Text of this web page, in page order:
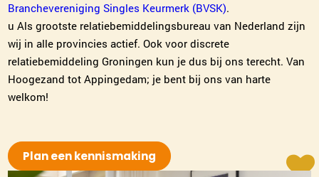
Branchevereniging Singles Keurmerk (BVSK).
u Als grootste relatiebemiddelingsbureau van Nederland zijn
wij in alle provincies actief. Ook voor discrete
relatiebemiddeling Groningen kun je dus bij ons terecht. Van
Hoogezand tot Appingedam; je bent bij ons van harte
welkom!
Plan een kennismaking